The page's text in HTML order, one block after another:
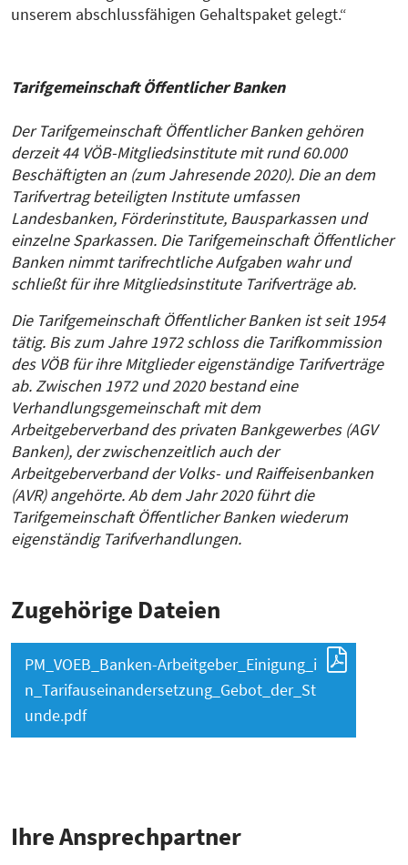
unserem abschlussfähigen Gehaltspaket gelegt.“
Tarifgemeinschaft Öffentlicher Banken
Der Tarifgemeinschaft Öffentlicher Banken gehören
derzeit 44 VÖB-Mitgliedsinstitute mit rund 60.000
Beschäftigten an (zum Jahresende 2020). Die an dem
Tarifvertrag beteiligten Institute umfassen
Landesbanken, Förderinstitute, Bausparkassen und
einzelne Sparkassen. Die Tarifgemeinschaft Öffentlicher
Banken nimmt tarifrechtliche Aufgaben wahr und
schließt für ihre Mitgliedsinstitute Tarifverträge ab.
Die Tarifgemeinschaft Öffentlicher Banken ist seit 1954
tätig. Bis zum Jahre 1972 schloss die Tarifkommission
des VÖB für ihre Mitglieder eigenständige Tarifverträge
ab. Zwischen 1972 und 2020 bestand eine
Verhandlungsgemeinschaft mit dem
Arbeitgeberverband des privaten Bankgewerbes (AGV
Banken), der zwischenzeitlich auch der
Arbeitgeberverband der Volks- und Raiffeisenbanken
(AVR) angehörte. Ab dem Jahr 2020 führt die
Tarifgemeinschaft Öffentlicher Banken wiederum
eigenständig Tarifverhandlungen.
Zugehörige Dateien
PM_VOEB_Banken-Arbeitgeber_Einigung_i
n_Tarifauseinandersetzung_Gebot_der_St
unde.pdf
Ihre Ansprech­partner